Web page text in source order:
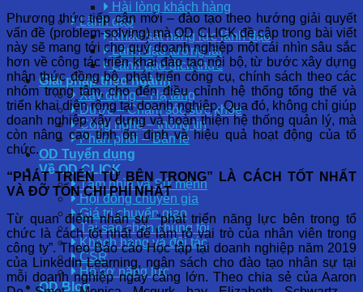
Hài lòng khách hàng
Lãnh đạo
Khảo sát năng lực lãnh đạo
Lãnh đạo tương lai
Lãnh đạo đích thực
Giải pháp theo ngành
Xây dựng – Hạ tầng
Dược – Chăm sóc sức khỏe
Công nghệ – thông tin
Phân phối – Bán lẻ
OD Tuyển dụng
Về OD CLICK
Tầm nhìn và Sứ mệnh
Hội đồng chuyên gia
Giá trị chuyển giao
Tại sao chọn chúng tôi
Khách hàng và đối tác
CSR
Hồ sơ năng lực
OD Blog
Phương thức tiếp cận mới – đào tạo theo hướng giải quyết
vấn đề (problem-solving) mà OD CLICK đề cập trong bài viết
này sẽ mang tới cho quý doanh nghiệp một cái nhìn sâu sắc
hơn về công tác triển khai đào tạo nội bộ, từ bước xây dựng
nhận thức đồng bộ, phát triển công cụ, chính sách theo các
nhóm trọng tâm, cho đến điều chỉnh hệ thống tổng thế và
triển khai diện rộng tại doanh nghiệp. Qua đó, không chỉ giúp
doanh nghiệp xây dựng và hoàn thiện hệ thống quản lý, mà
còn nâng cao tính ổn định và hiệu quả hoạt động của tổ
chức.
“PHÁT TRIỂN TỪ BÊN TRONG” LÀ CÁCH TỐT NHẤT
VÀ ĐỠ TỐN CHI PHÍ NHẤT
Từ quan điểm nhân sự “phát triển năng lực bên trong tổ
chức là cách tốt nhất để làm rõ vai trò của nhân viên trong
công ty”. Theo Báo cáo Học tập tại doanh nghiệp năm 2019
của LinkedIn Learning, ngân sách cho đào tạo nhân sự tại
mỗi doanh nghiệp ngày càng lớn. Theo chia sẻ của Aaron